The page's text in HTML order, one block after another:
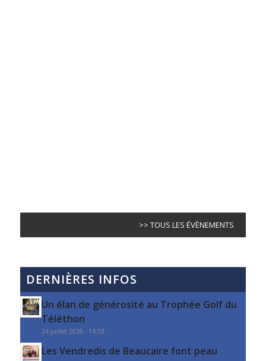
>> TOUS LES ÉVÈNEMENTS
DERNIÈRES INFOS
Un élan de générosité au Trophée Golf du
Téléthon
24 juillet 2026 - 14:33
Les Vendredis de Beaucaire font peau